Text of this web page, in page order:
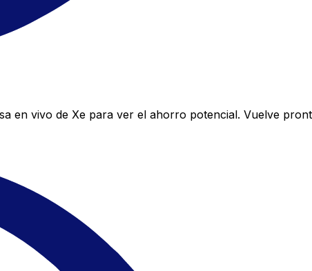
en vivo de Xe para ver el ahorro potencial. Vuelve